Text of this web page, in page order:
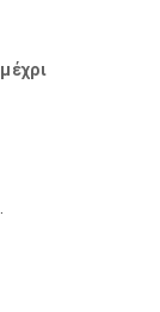
μέχρι